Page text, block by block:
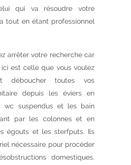
qui va résoudre votre
tout en étant professionnel
arrêter votre recherche car
est celle que vous voulez
déboucher toutes vos
depuis les éviers en
wc suspendus et les bain
par les colonnes et en
égouts et les sterfputs. Ils
nécessaire pour procéder
domestiques.